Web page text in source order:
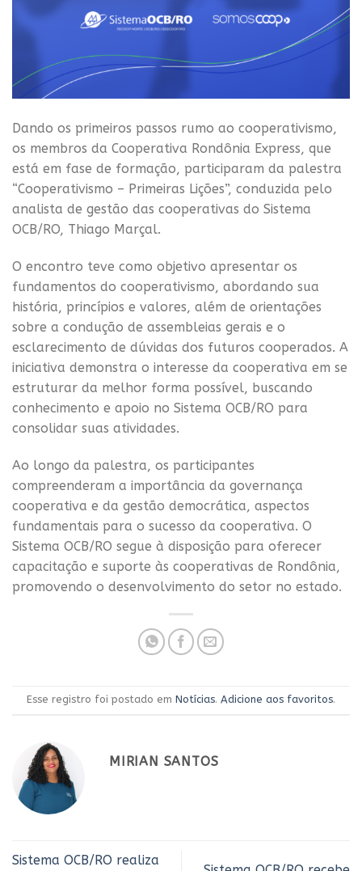
Dando os primeiros passos rumo ao cooperativismo,
os membros da Cooperativa Rondônia Express, que
está em fase de formação, participaram da palestra
“Cooperativismo – Primeiras Lições”, conduzida pelo
analista de gestão das cooperativas do Sistema
OCB/RO, Thiago Marçal.
O encontro teve como objetivo apresentar os
fundamentos do cooperativismo, abordando sua
história, princípios e valores, além de orientações
sobre a condução de assembleias gerais e o
esclarecimento de dúvidas dos futuros cooperados. A
iniciativa demonstra o interesse da cooperativa em se
estruturar da melhor forma possível, buscando
conhecimento e apoio no Sistema OCB/RO para
consolidar suas atividades.
Ao longo da palestra, os participantes
compreenderam a importância da governança
cooperativa e da gestão democrática, aspectos
fundamentais para o sucesso da cooperativa. O
Sistema OCB/RO segue à disposição para oferecer
capacitação e suporte às cooperativas de Rondônia,
promovendo o desenvolvimento do setor no estado.
Esse registro foi postado em Notícias. Adicione aos favoritos.
MIRIAN SANTOS
Sistema OCB/RO realiza